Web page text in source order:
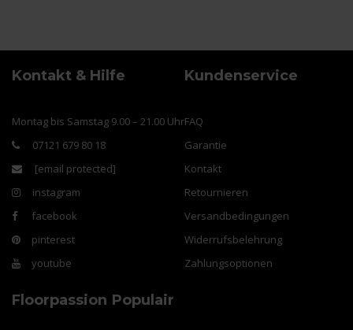
Kontakt & Hilfe
Montag bis Samstag 9.00 – 21.00 Uhr
07121 679 80 18
[email protected]
instagram
facebook
pinterest
youtube
Kundenservice
FAQ
Garantie
Kontakt
Retournieren
Versandbedingungen
Widerrufsbelehrung
Zahlungsoptionen
Floorpassion Populair